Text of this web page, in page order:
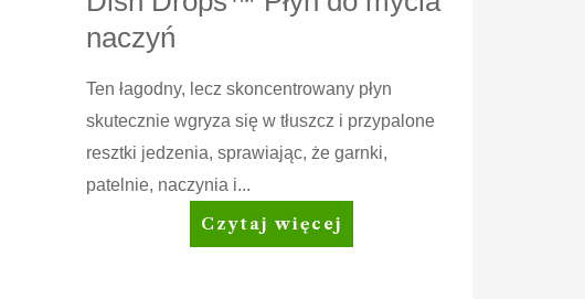
naczyń
Ten łagodny, lecz skoncentrowany płyn
skutecznie wgryza się w tłuszcz i przypalone
resztki jedzenia, sprawiając, że garnki,
patelnie, naczynia i...
Dish
Drops™
Czytaj więcej